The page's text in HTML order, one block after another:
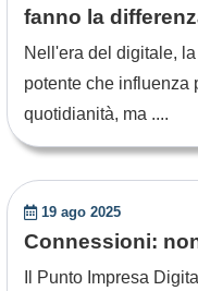
fanno la
Nell'era del digitale,
potente che influenza
quotidianità, ma ....
19 ago 2025
Connessioni:
Il Punto Impresa